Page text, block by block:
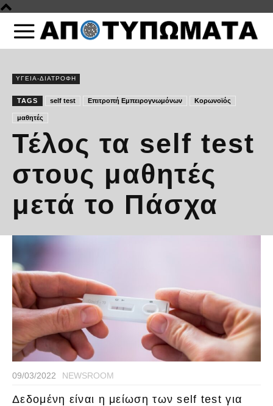
ΥΓΕΙΑ-ΔΙΑΤΡΟΦΗ
TAGS self test Επιτροπή Εμπειρογνωμόνων Κορωνοϊός
μαθητές
Τέλος τα self test
στους μαθητές
μετά το Πάσχα
09/03/2022 NEWSROOM
Δεδομένη είναι η μείωση των self test για